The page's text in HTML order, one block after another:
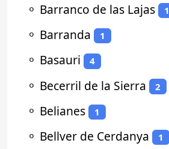
⚬ Barranco de las Lajas 1
⚬ Barranda 1
⚬ Basauri 4
⚬ Becerril de la Sierra 2
⚬ Belianes 1
⚬ Bellver de Cerdanya 1